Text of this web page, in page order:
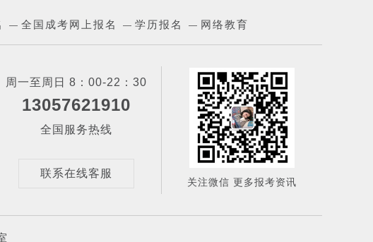
— 全国成考网上报名 — 学历报名 — 网络教育
周一至周日 8：00-22：30
13057621910
全国服务热线
联系在线客服
关注微信 更多报考资讯